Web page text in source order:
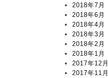
2018年7月
2018年6月
2018年4月
2018年3月
2018年2月
2018年1月
2017年12月
2017年11月